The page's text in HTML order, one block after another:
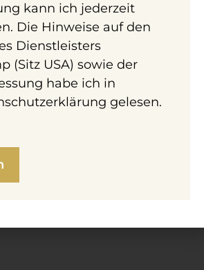
Sie eine
Erstberatung
vereinbaren
kann ich jederzeit
Die Hinweise auf den
Dienstleisters
(Sitz USA) sowie der
habe ich in
gelesen.